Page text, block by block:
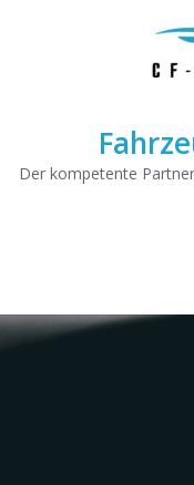
Der kompetente